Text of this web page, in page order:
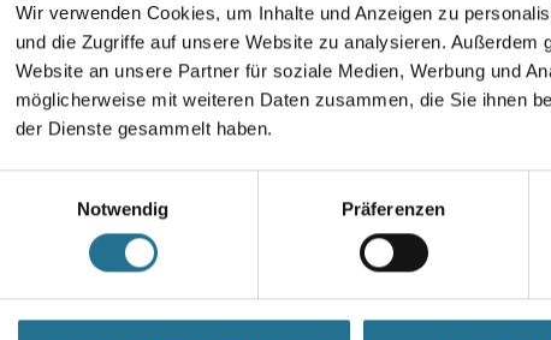
Wir verwenden Cookies, um Inhalte und Anzeigen zu
und die Zugriffe auf unsere Website zu analysieren.
Website an unsere Partner für soziale Medien, Werbung und
möglicherweise mit weiteren Daten zusammen, die Sie ihnen
der Dienste gesammelt haben.
Notwendig
Präferenzen
TAB:
PRODUKTEIGENSCHAFTEN ZUSATZINFOS